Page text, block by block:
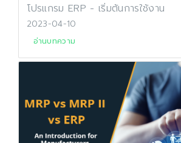
โปรแกรม ERP - เริ่มต้นการใช้งาน
2023-04-10
อ่านบทความ